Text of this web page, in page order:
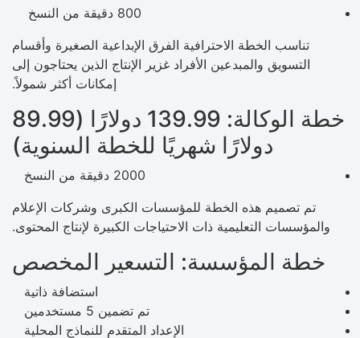
800 دقيقة من النسخ
تناسب الخطة الاحترافية الفرق الإبداعية الصغيرة وأقسام
التسويق والمبدعين الأفراد غزير الإنتاج الذين يحتاجون إلى
إمكانات أكثر شمولاً.
خطة الوكالة: 139.99 دولارًا (89.99
دولارًا شهريًا للخطة السنوية)
2000 دقيقة من النسخ
تم تصميم هذه الخطة للمؤسسات الكبرى وشركات الإعلام
والمؤسسات التعليمية ذات الاحتياجات الكبيرة لإنتاج المحتوى.
خطة المؤسسة: التسعير المخصص
استضافة ذاتية
تم تضمين 5 مستخدمين
الإعداد المتقدم للنماذج المحلية